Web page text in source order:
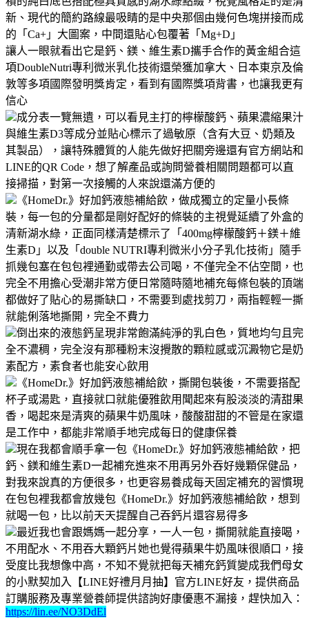
新、現代的簡約路線最吸睛的是中央那個由幾何色塊拼接而成
的「Ca+」大圖案，中間還貼心包覆著「Mg+D」
讓人一眼就看出它是鈣、鎂、維生素D攜手合作的黃金組合這
項DoubleNutri專利微米乳化技術還榮獲加拿大、日本東京及倫
敦等多項國際發明獎肯定，看到有國際獎項背書，也讓我更有
信心
成分表一覽無遺，可以看見主打的檸檬酸鈣、蘋果濃縮果汁
與維生素D3等成分並貼心標示了過敏原（含有大豆、奶類及
其製品），讓特殊體質的人能先做好把關旁邊還有官方網站和
LINE的QR Code，想了解產品或詢問營養相關問題都可以直
接掃描，對第一次接觸的人來說還滿方便的
《HomeDr.》好加鈣液態補給飲，做成獨立的定量小長條
裝，每一包的分量都是剛好配好的條裝的主視覺延續了外盒的
清新湖水綠，正面同樣清楚標示了「400mg檸檬酸鈣＋鎂＋維
生素D」以及「double NUTRI專利微米小分子乳化技術」隨手
抓幾包塞在包包裡通勤或帶去公司喝，不僅完全不佔空間，也
完全不用擔心受潮非常方便日常隨時隨地補充每條包裝的頂端
都做好了貼心的易撕缺口，不需要到處找剪刀，兩指輕輕一撕
就能俐落地撕開，完全不費力
倒出來的液態鈣呈現非常飽滿純淨的乳白色，質地均勻且完
全不濃稠，完全沒有那種粉末沒攪散的顆粒感或沉澱物它是奶
素配方，素食者也能安心飲用
《HomeDr.》好加鈣液態補給飲，撕開包裝後，不需要搭配
杯子或湯匙，直接就口就能優雅飲用聞起來有股淡淡的清甜果
香，喝起來是清爽的蘋果牛奶風味，酸酸甜甜的不管是在家還
是工作中，都能非常順手地完成每日的健康保養
現在我都會順手拿一包《HomeDr.》好加鈣液態補給飲，把
鈣、鎂和維生素D一起補充進來不用再另外吞好幾顆保健品，
對我來說真的方便很多，也更容易養成每天固定補充的習慣現
在包包裡我都會放幾包《HomeDr.》好加鈣液態補給飲，想到
就喝一包，比以前天天提醒自己吞鈣片還容易得多
最近我也會跟媽媽一起分享，一人一包，撕開就能直接喝，
不用配水、不用吞大顆鈣片她也覺得蘋果牛奶風味很順口，接
受度比我想像中高，不知不覺就把每天補充鈣質變成我們母女
的小默契加入【LINE好禮月月抽】官方LINE好友，提供商品
訂購服務及專業營養師提供諮詢好康優惠不漏接，趕快加入：
https://lin.ee/NO3DdEl